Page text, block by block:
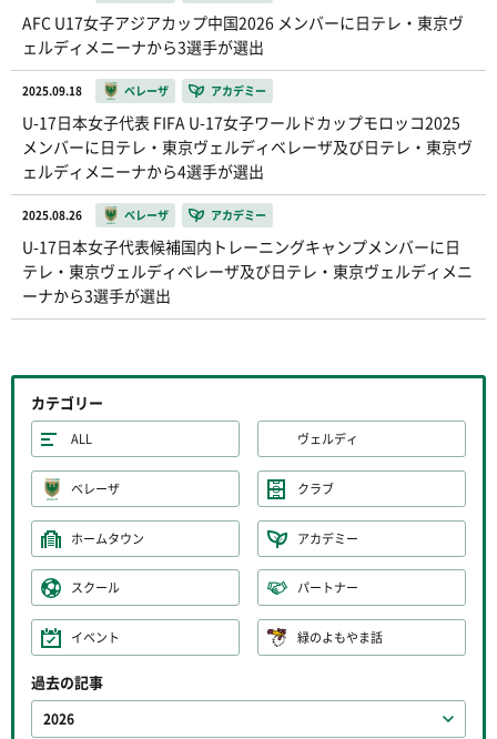
AFC U17女子アジアカップ中国2026 メンバーに日テレ・東京ヴ
ェルディメニーナから3選手が選出
2025.09.18 ベレーザ アカデミー
U-17日本女子代表 FIFA U-17女子ワールドカップモロッコ2025
メンバーに日テレ・東京ヴェルディベレーザ及び日テレ・東京ヴ
ェルディメニーナから4選手が選出
2025.08.26 ベレーザ アカデミー
U-17日本女子代表候補国内トレーニングキャンプメンバーに日
テレ・東京ヴェルディベレーザ及び日テレ・東京ヴェルディメニ
ーナから3選手が選出
カテゴリー
ALL ヴェルディ
ベレーザ クラブ
ホームタウン アカデミー
スクール パートナー
イベント 緑のよもやま話
過去の記事
2026